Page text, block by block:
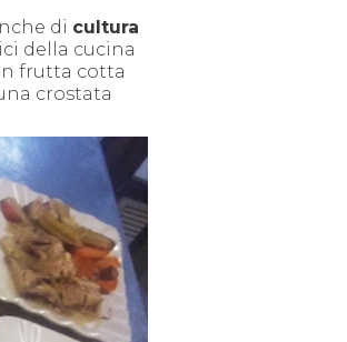
di cultura
della cucina
frutta cotta
crostata